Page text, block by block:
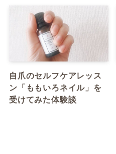
自爪のセルフケアレッス
ン「ももいろネイル」を
受けてみた体験談